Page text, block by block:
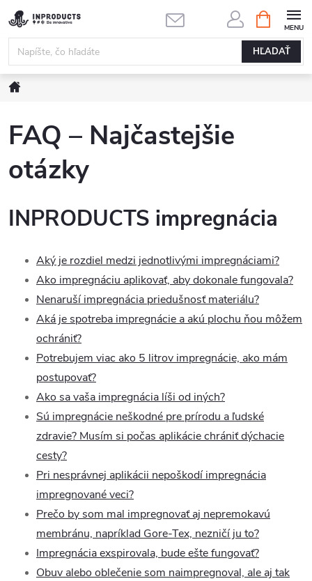
Prejsť
na
obsah
HĽADAŤ
KOŠÍK
FAQ – Najčastejšie
otázky
INPRODUCTS impregnácia
Aký je rozdiel medzi jednotlivými impregnáciami?
Ako impregnáciu aplikovať, aby dokonale fungovala?
Nenaruší impregnácia priedušnosť materiálu?
Aká je spotreba impregnácie a akú plochu ňou môžem
ochrániť?
Potrebujem viac ako 5 litrov impregnácie, ako mám
postupovať?
Ako sa vaša impregnácia líši od iných?
Sú impregnácie neškodné pre prírodu a ľudské
zdravie? Musím si počas aplikácie chrániť dýchacie
cesty?
Pri nesprávnej aplikácii nepoškodí impregnácia
impregnované veci?
Prečo by som mal impregnovať aj nepremokavú
membránu, napríklad Gore-Tex, nezničí ju to?
Impregnácia exspirovala, bude ešte fungovať?
Obuv alebo oblečenie som naimpregnoval, ale aj tak